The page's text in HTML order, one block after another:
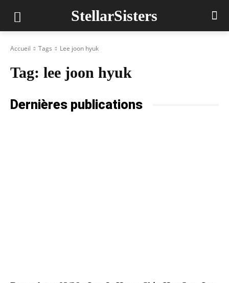
StellarSisters
Accueil Tags Lee joon hyuk
Tag: lee joon hyuk
Dernières publications